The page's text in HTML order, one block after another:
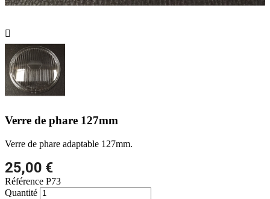

Verre de phare 127mm
Verre de phare adaptable 127mm.
25,00 €
Référence P73
Quantité